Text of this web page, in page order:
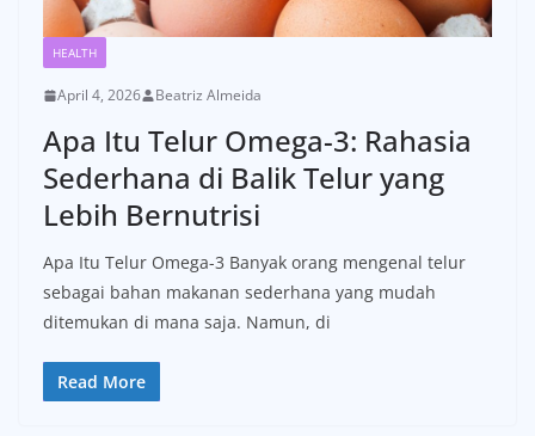
HEALTH
April 4, 2026 Beatriz Almeida
Apa Itu Telur Omega-3: Rahasia
Sederhana di Balik Telur yang
Lebih Bernutrisi
Apa Itu Telur Omega-3 Banyak orang mengenal telur
sebagai bahan makanan sederhana yang mudah
ditemukan di mana saja. Namun, di
Read More